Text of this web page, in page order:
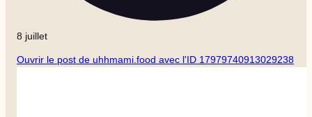
8 juillet
Ouvrir le post de uhhmami.food avec l'ID 17979740913029238